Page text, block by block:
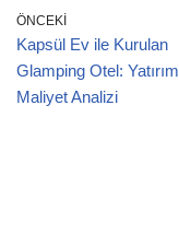
o
k
ÖNCEKI
Kapsül Ev ile Kurulan
Glamping Otel: Yatırım
Maliyet Analizi